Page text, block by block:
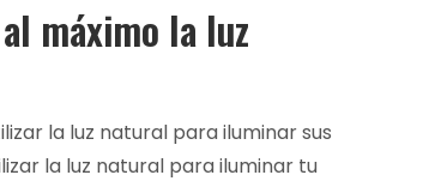
máximo la luz
la luz natural para iluminar sus
la luz natural para iluminar tu